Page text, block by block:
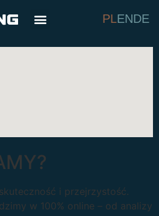
PLENDE
i przejrzystość.
w 100% online – od analizy